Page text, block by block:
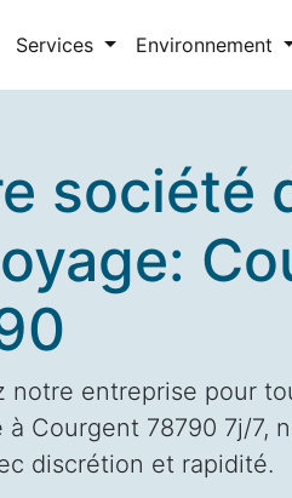
Services Environnement
société
notre entreprise pour
à Courgent 78790 7j/7,
discrétion et rapidité.